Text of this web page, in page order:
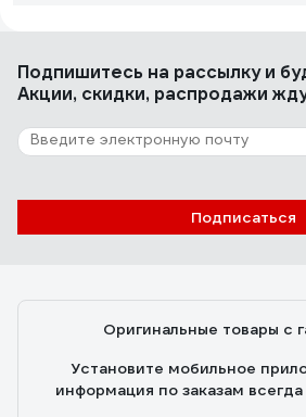
2000006640031
За небольшие деньги напоминает
только обращаться с ней проще,
Отзыв о Краска DULUX ОКНА И
(база BW; 0,75 л) 5327289
Подпишитесь на рассылкуи
Акции, скидки, распродажи
Подписаться
Оригинальные товары с
Установите мобильное
информация по заказам